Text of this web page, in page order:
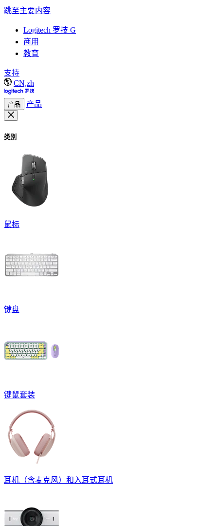
跳至主要内容
Logitech 罗技 G
商用
教育
支持
CN,zh
产品 产品
类别
鼠标
键盘
键鼠套装
耳机（含麦克风）和入耳式耳机